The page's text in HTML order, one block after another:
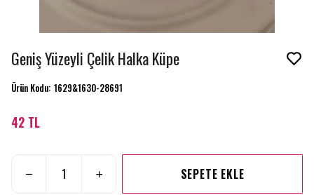
Geniş Yüzeyli Çelik Halka Küpe
Ürün Kodu: 1629&1630-28691
42 TL
SEPETE EKLE